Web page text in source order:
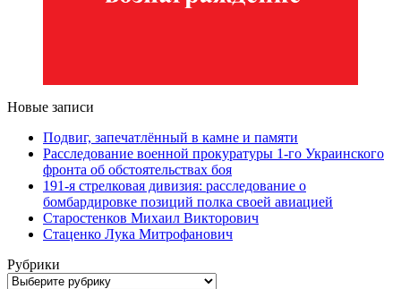
Новые записи
Подвиг, запечатлённый в камне и памяти
Расследование военной прокуратуры 1-го Украинского
фронта об обстоятельствах боя
191-я стрелковая дивизия: расследование о
бомбардировке позиций полка своей авиацией
Старостенков Михаил Викторович
Стаценко Лука Митрофанович
Рубрики
Рубрики